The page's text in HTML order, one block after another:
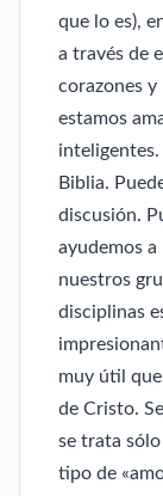
que lo es),
a través de
corazones y
estamos
inteligentes.
Biblia.
discusión.
ayudemos a
nuestros
disciplinas
muy útil
de Cristo.
se trata
tipo de